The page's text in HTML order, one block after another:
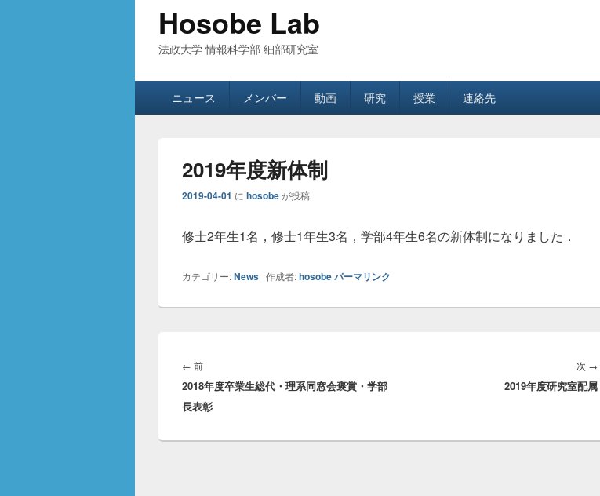
Hosobe Lab
法政大学 情報科学部 細部研究室
ニュース メンバー 動画 研究 授業 連絡先
2019年度新体制
2019-04-01 に hosobeが投稿
修士2年生1名，修士1年生3名，学部4年生6名の新体制になりました．
カテゴリー:News 作成者:hosobeパーマリンク
稿
ナ
ビ
ゲ
← 前前
の
投
2018年度卒業生総代・理系同窓会褒賞・学部
長表彰
次 →
の
2019年度研究室配属